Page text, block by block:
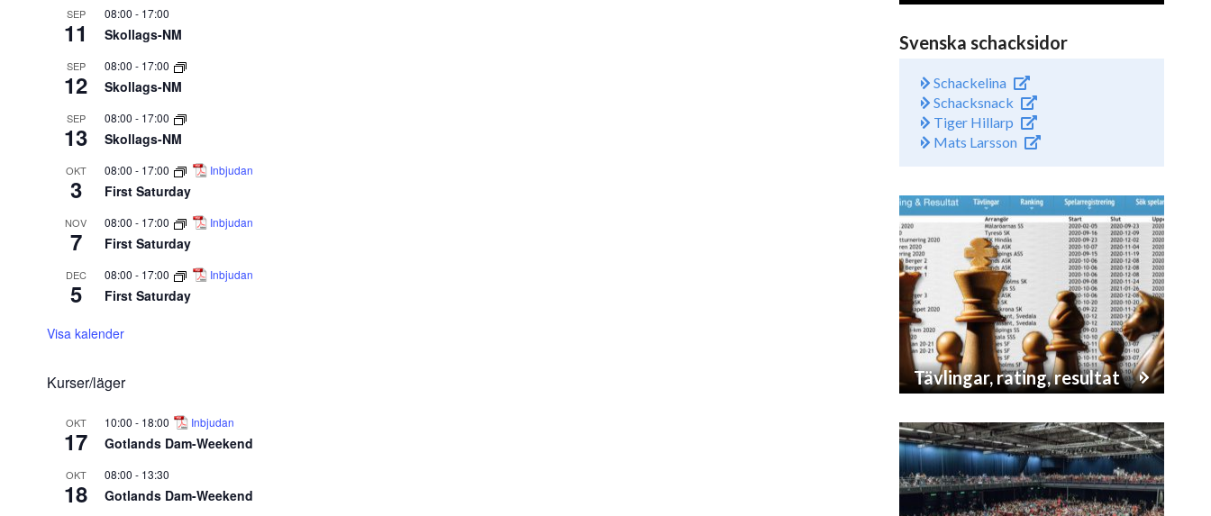
SEP
11
08:00 - 17:00
Skollags-NM
SEP
12
08:00 - 17:00
Skollags-NM
SEP
13
08:00 - 17:00
Skollags-NM
OKT
3
08:00 - 17:00 Inbjudan
First Saturday
NOV
7
08:00 - 17:00 Inbjudan
First Saturday
DEC
5
08:00 - 17:00 Inbjudan
First Saturday
Visa kalender
Kurser/läger
OKT
17
10:00 - 18:00 Inbjudan
Gotlands Dam-Weekend
OKT
18
08:00 - 13:30
Gotlands Dam-Weekend
Svenska schacksidor
Schackelina
Schacksnack
Tiger Hillarp
Mats Larsson
Tävlingar, rating, resultat